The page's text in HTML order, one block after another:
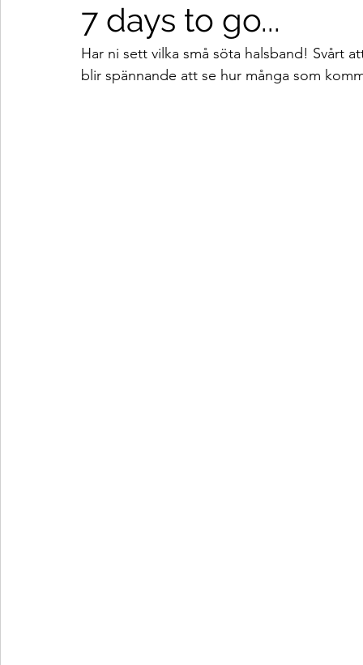
7 days to go...
Har ni sett vilka små söta halsband! Svårt
blir spännande att se hur många som